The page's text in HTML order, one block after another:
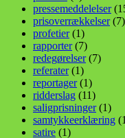
pressemeddelelser
prisoverrækkelser(7)
profetier(1)
rapporter(7)
redegørelser(7)
referater(1)
reportager(1)
ridderslag (11)
saligprisninger(1)
samtykkeerklæring
satire (1)